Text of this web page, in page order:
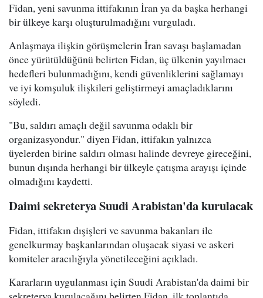
Fidan, yeni savunma ittifakının İran ya da başka herhangi
bir ülkeye karşı oluşturulmadığını vurguladı.
Anlaşmaya ilişkin görüşmelerin İran savaşı başlamadan
önce yürütüldüğünü belirten Fidan, üç ülkenin yayılmacı
hedefleri bulunmadığını, kendi güvenliklerini sağlamayı
ve iyi komşuluk ilişkileri geliştirmeyi amaçladıklarını
söyledi.
"Bu, saldırı amaçlı değil savunma odaklı bir
organizasyondur." diyen Fidan, ittifakın yalnızca
üyelerden birine saldırı olması halinde devreye gireceğini,
bunun dışında herhangi bir ülkeyle çatışma arayışı içinde
olmadığını kaydetti.
Daimi sekreterya Suudi Arabistan'da kurulacak
Fidan, ittifakın dışişleri ve savunma bakanları ile
genelkurmay başkanlarından oluşacak siyasi ve askeri
komiteler aracılığıyla yönetileceğini açıkladı.
Kararların uygulanması için Suudi Arabistan'da daimi bir